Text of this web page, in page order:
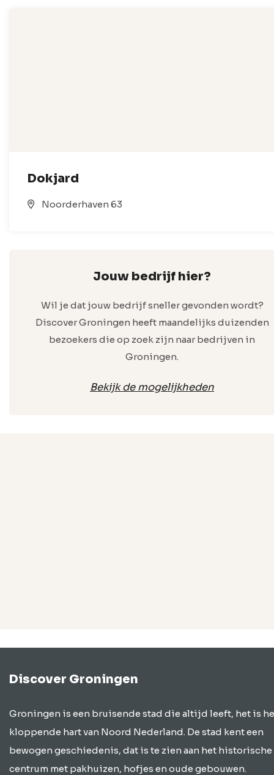
Dokjard
Noorderhaven 63
Jouw bedrijf hier?
Wil je dat jouw bedrijf sneller gevonden wordt?
Discover Groningen heeft maandelijks duizenden
bezoekers die op zoek zijn naar bedrijven in
Groningen.
Bekijk de mogelijkheden
Discover Groningen
Groningen is een bruisende stad die altijd leeft, het is
kloppende hart van Noord Nederland. De stad kent een
bewogen geschiedenis, dat is te zien aan het historische
centrum met pakhuizen, hofjes en oude gebouwen.